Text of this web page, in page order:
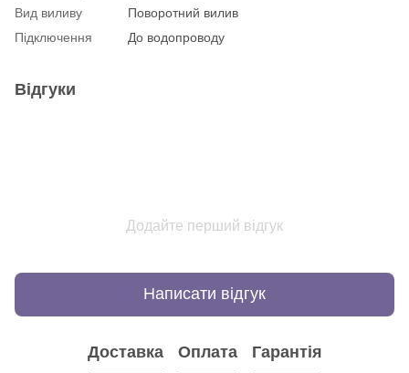
Вид виливу
Поворотний вилив
Підключення
До водопроводу
Відгуки
Додайте перший відгук
Написати відгук
Доставка Оплата Гарантія